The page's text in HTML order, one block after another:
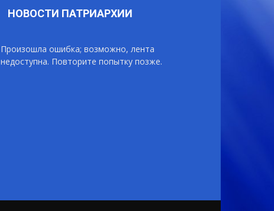
НОВОСТИ ПАТРИАРХИИ
Произошла ошибка; возможно, лента
недоступна. Повторите попытку позже.